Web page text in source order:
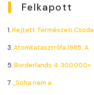
Felkapott
1.Rejtett Természeti Csoda
3.Atomkatasztrófa 1985: A
5.Borderlands 4: 300.000+
7.„Soha nem a